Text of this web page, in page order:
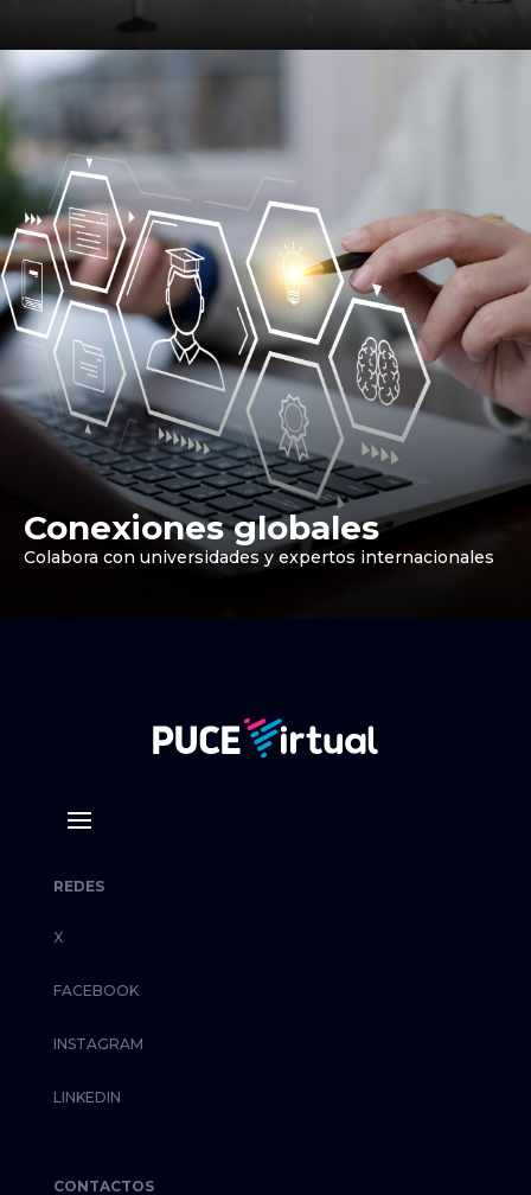
Conexiones globales
Colabora con universidades y expertos internacionales
REDES
X
FACEBOOK
INSTAGRAM
LINKEDIN
CONTACTOS